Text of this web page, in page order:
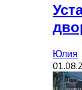
Юлия